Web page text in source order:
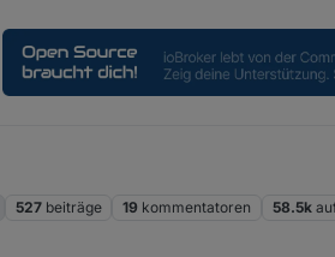
527 beiträge 19 kommentatoren 58.5k